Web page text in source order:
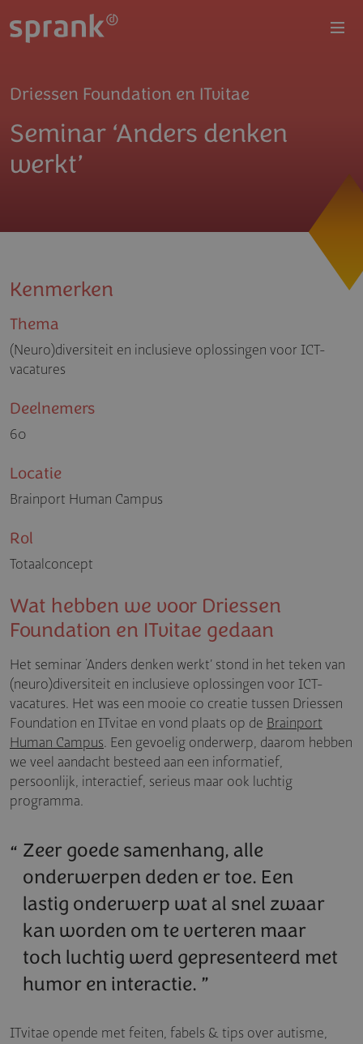
Driessen Foundation en ITvitae
Seminar ‘Anders denken
werkt’
Kenmerken
Thema
(Neuro)diversiteit en inclusieve oplossingen voor ICT-
vacatures
Deelnemers
60
Locatie
Brainport Human Campus
Rol
Totaalconcept
Wat hebben we voor Driessen
Foundation en ITvitae gedaan
Het seminar ‘Anders denken werkt’ stond in het teken van
(neuro)diversiteit en inclusieve oplossingen voor ICT-
vacatures. Het was een mooie co creatie tussen Driessen
Foundation en ITvitae en vond plaats op de Brainport
Human Campus. Een gevoelig onderwerp, daarom hebben
we veel aandacht besteed aan een informatief,
persoonlijk, interactief, serieus maar ook luchtig
programma.
Zeer goede samenhang, alle
onderwerpen deden er toe. Een
lastig onderwerp wat al snel zwaar
kan worden om te verteren maar
toch luchtig werd gepresenteerd met
humor en interactie.
ITvitae opende met feiten, fabels & tips over autisme,